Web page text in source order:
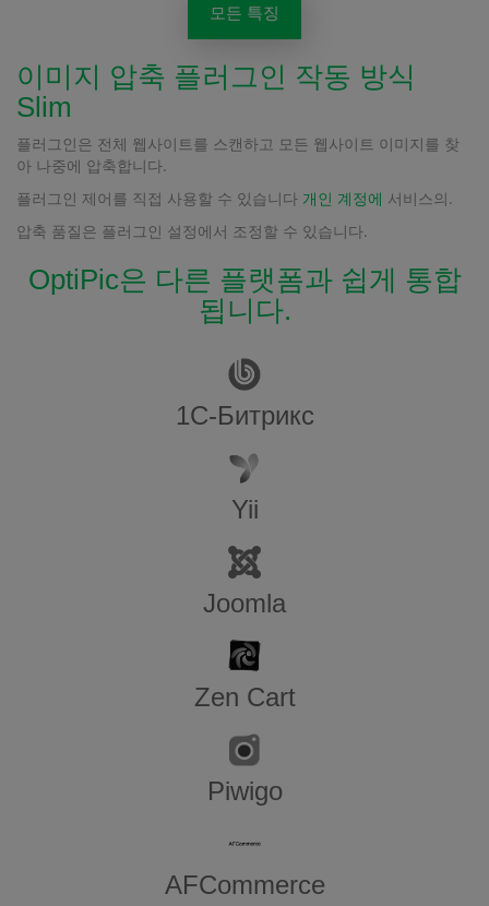
모든 특징
이미지 압축 플러그인 작동 방식
Slim
플러그인은 전체 웹사이트를 스캔하고 모든 웹사이트 이미지를 찾
아 나중에 압축합니다.
플러그인 제어를 직접 사용할 수 있습니다 개인 계정에 서비스의.
압축 품질은 플러그인 설정에서 조정할 수 있습니다.
OptiPic은 다른 플랫폼과 쉽게 통합
됩니다.
1С-Битрикс
Yii
Joomla
Zen​ ​Cart
Piwigo
AFCommerce